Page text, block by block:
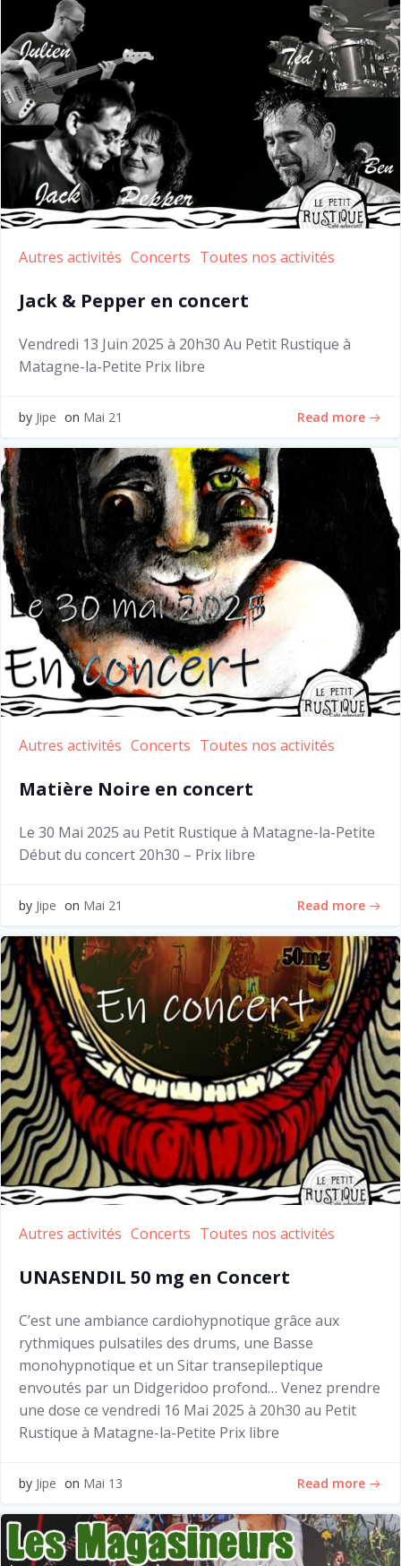
Autres activités Concerts Toutes nos activités
Jack & Pepper en concert
Vendredi 13 Juin 2025 à 20h30 Au Petit Rustique à
Matagne-la-Petite Prix libre
by Jipe on Mai 21 Read more
Autres activités Concerts Toutes nos activités
Matière Noire en concert
Le 30 Mai 2025 au Petit Rustique à Matagne-la-Petite
Début du concert 20h30 – Prix libre
by Jipe on Mai 21 Read more
Autres activités Concerts Toutes nos activités
UNASENDIL 50 mg en Concert
C’est une ambiance cardiohypnotique grâce aux
rythmiques pulsatiles des drums, une Basse
monohypnotique et un Sitar transepileptique
envoutés par un Didgeridoo profond… Venez prendre
une dose ce vendredi 16 Mai 2025 à 20h30 au Petit
Rustique à Matagne-la-Petite Prix libre
by Jipe on Mai 13 Read more